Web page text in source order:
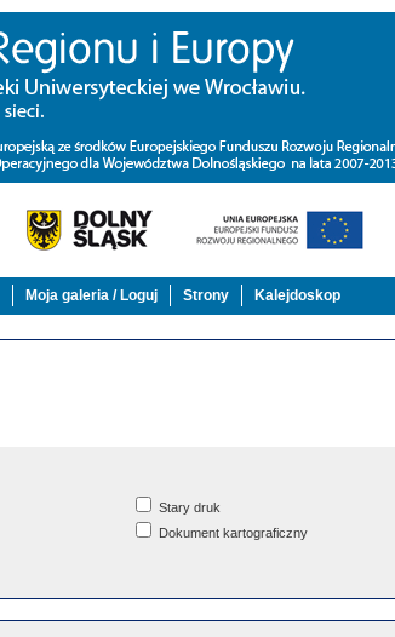
Moja galeria / Loguj Strony Kalejdoskop
Stary druk
Dokument kartograficzny